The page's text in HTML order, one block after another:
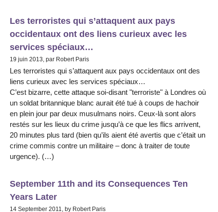
Les terroristes qui s’attaquent aux pays
occidentaux ont des liens curieux avec les
services spéciaux…
19 juin 2013, par Robert Paris
Les terroristes qui s’attaquent aux pays occidentaux ont des
liens curieux avec les services spéciaux…
C’est bizarre, cette attaque soi-disant "terroriste" à Londres où
un soldat britannique blanc aurait été tué à coups de hachoir
en plein jour par deux musulmans noirs. Ceux-là sont alors
restés sur les lieux du crime jusqu’à ce que les flics arrivent,
20 minutes plus tard (bien qu’ils aient été avertis que c’était un
crime commis contre un militaire – donc à traiter de toute
urgence). (…)
September 11th and its Consequences Ten
Years Later
14 September 2011, by Robert Paris